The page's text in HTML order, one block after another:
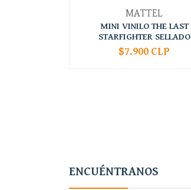
MATTEL
MINI VINILO THE LAST
STARFIGHTER SELLADO
+
$7.900 CLP
ENCUÉNTRANOS